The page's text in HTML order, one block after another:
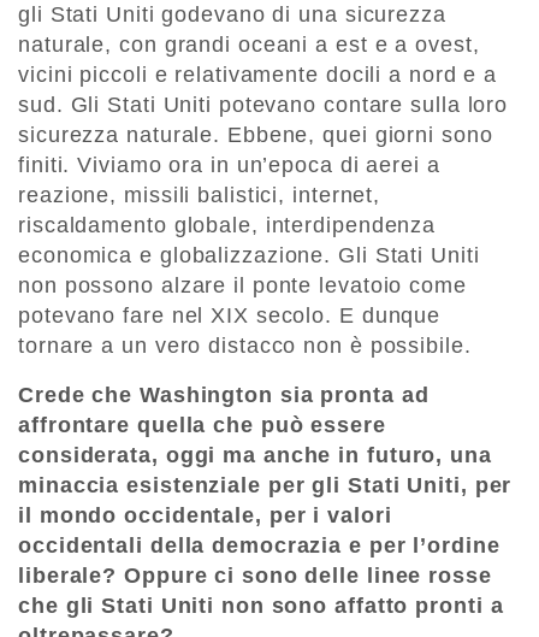
gli Stati Uniti godevano di una sicurezza
naturale, con grandi oceani a est e a ovest,
vicini piccoli e relativamente docili a nord e a
sud. Gli Stati Uniti potevano contare sulla loro
sicurezza naturale. Ebbene, quei giorni sono
finiti. Viviamo ora in un’epoca di aerei a
reazione, missili balistici, internet,
riscaldamento globale, interdipendenza
economica e globalizzazione. Gli Stati Uniti
non possono alzare il ponte levatoio come
potevano fare nel XIX secolo. E dunque
tornare a un vero distacco non è possibile.
Crede che Washington sia pronta ad
affrontare quella che può essere
considerata, oggi ma anche in futuro, una
minaccia esistenziale per gli Stati Uniti, per
il mondo occidentale, per i valori
occidentali della democrazia e per l’ordine
liberale? Oppure ci sono delle linee rosse
che gli Stati Uniti non sono affatto pronti a